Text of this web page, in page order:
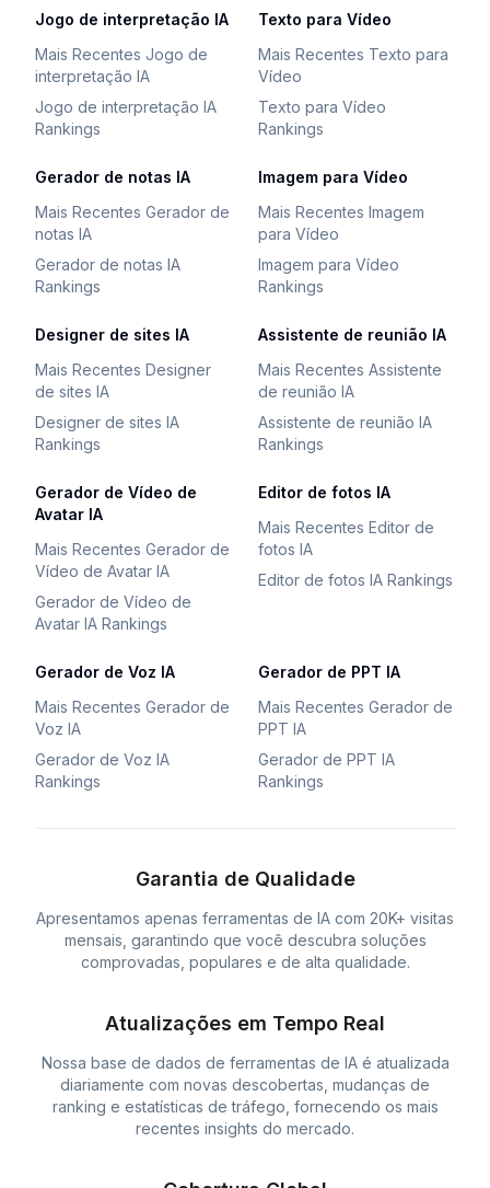
Jogo de interpretação IA
Mais Recentes Jogo de
interpretação IA
Jogo de interpretação IA
Rankings
Texto para Vídeo
Mais Recentes Texto para
Vídeo
Texto para Vídeo
Rankings
Gerador de notas IA
Mais Recentes Gerador de
notas IA
Gerador de notas IA
Rankings
Imagem para Vídeo
Mais Recentes Imagem
para Vídeo
Imagem para Vídeo
Rankings
Designer de sites IA
Mais Recentes Designer
de sites IA
Designer de sites IA
Rankings
Assistente de reunião IA
Mais Recentes Assistente
de reunião IA
Assistente de reunião IA
Rankings
Gerador de Vídeo de
Avatar IA
Mais Recentes Gerador de
Vídeo de Avatar IA
Gerador de Vídeo de
Avatar IA Rankings
Editor de fotos IA
Mais Recentes Editor de
fotos IA
Editor de fotos IA Rankings
Gerador de Voz IA
Mais Recentes Gerador de
Voz IA
Gerador de Voz IA
Rankings
Gerador de PPT IA
Mais Recentes Gerador de
PPT IA
Gerador de PPT IA
Rankings
Garantia de Qualidade
Apresentamos apenas ferramentas de IA com 20K+ visitas
mensais, garantindo que você descubra soluções
comprovadas, populares e de alta qualidade.
Atualizações em Tempo Real
Nossa base de dados de ferramentas de IA é atualizada
diariamente com novas descobertas, mudanças de
ranking e estatísticas de tráfego, fornecendo os mais
recentes insights do mercado.